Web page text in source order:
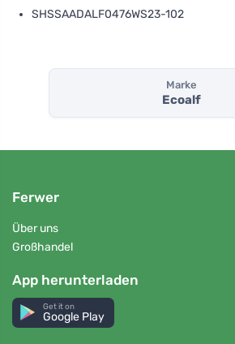
SHSSAADALF0476WS23-102
Marke
Ecoalf
Ferwer
Über uns
Großhandel
App herunterladen
Get it on
Google Play